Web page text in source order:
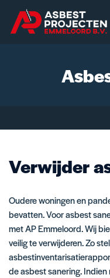
Verwijder
Oudere woningen en
bevatten. Voor asbest
met AP Emmeloord. Wij
veilig te verwijderen. Zo
deasbest sanering. Indien